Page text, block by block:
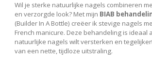
Wil je sterke natuurlijke nagels combineren
en verzorgde look? Met mijn BIAB
(Builder In A Bottle) creëer ik stevige nagels
French manicure. Deze behandeling is ideaal
natuurlijke nagels wilt versterken en
van een nette, tijdloze uitstraling.